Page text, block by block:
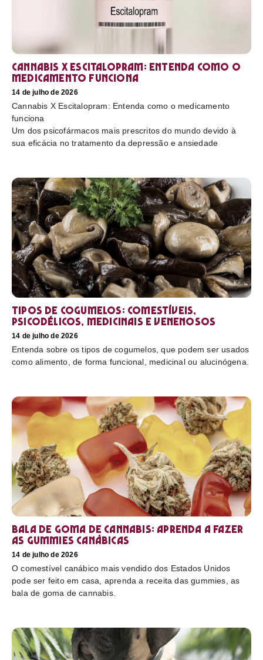
Cannabis X Escitalopram: Entenda como o
medicamento funciona
14 de julho de 2026
Cannabis X Escitalopram: Entenda como o medicamento
funciona
Um dos psicofármacos mais prescritos do mundo devido à
sua eficácia no tratamento da depressão e ansiedade
Tipos de cogumelos: comestíveis,
psicodélicos, medicinais e venenosos
14 de julho de 2026
Entenda sobre os tipos de cogumelos, que podem ser usados
como alimento, de forma funcional, medicinal ou alucinógena.
Bala de goma de cannabis: aprenda a fazer
as gummies canábicas
14 de julho de 2026
O comestível canábico mais vendido dos Estados Unidos
pode ser feito em casa, aprenda a receita das gummies, as
bala de goma de cannabis.